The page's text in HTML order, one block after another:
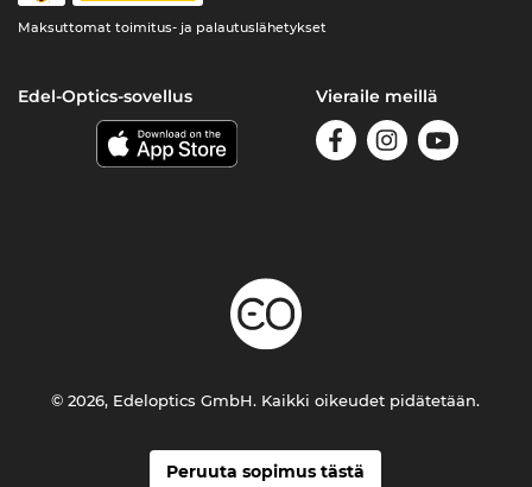
Maksuttomat toimitus- ja palautuslähetykset
Edel-Optics-sovellus Vieraile meillä
Peruuta sopimus tästä
© 2026, Edeloptics GmbH. Kaikki oikeudet pidätetään.